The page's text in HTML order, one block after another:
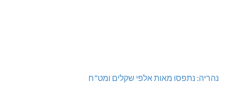
נהריה: נתפסו מאות אלפי שקלים ומט"ח